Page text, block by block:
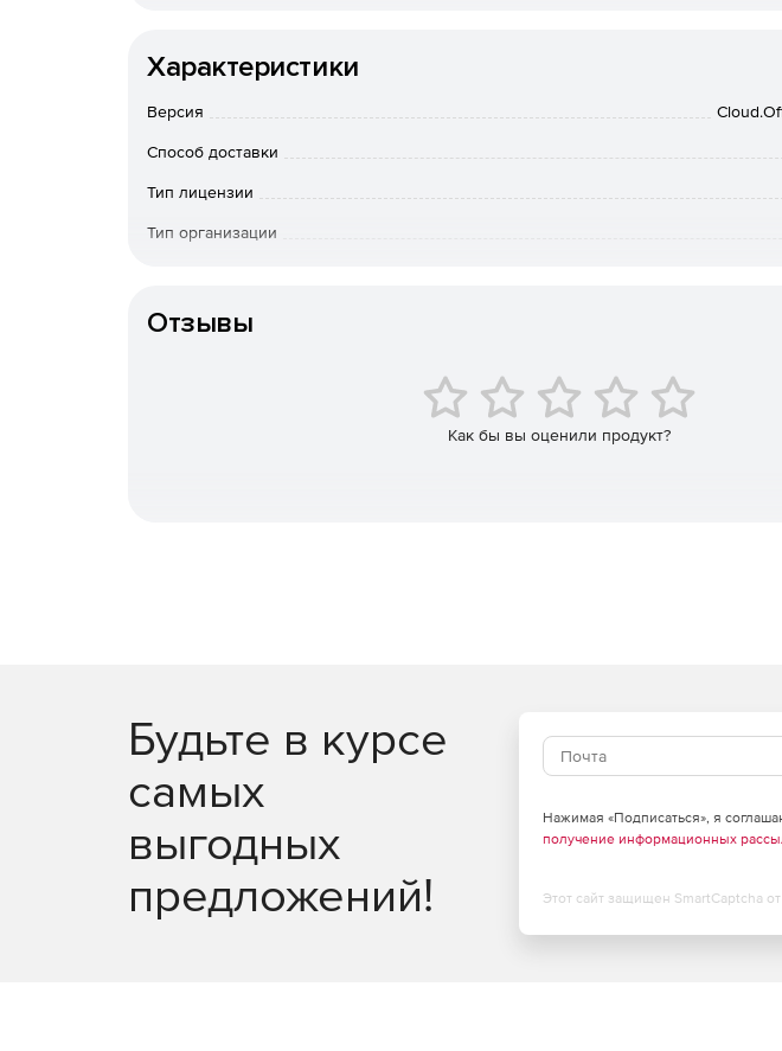
текста, добавление верхних и нижних колонтитулов, создание таблиц,
поддерживает сохранение документа Word в PDF, PDF/A, ODT, DOTX, OTT, RTF
CSV, ODS, OTS, ET, ETT и XPS.
Характеристики
Версия
Способ доставки
Тип лицензии
Тип организации
Отзывы
Как бы вы оценили продукт?
Будьте в курсе
самых
выгодных
предложений!
Нажимая «Подписаться», я
получение информационных
Этот сайт защищен SmartCaptcha